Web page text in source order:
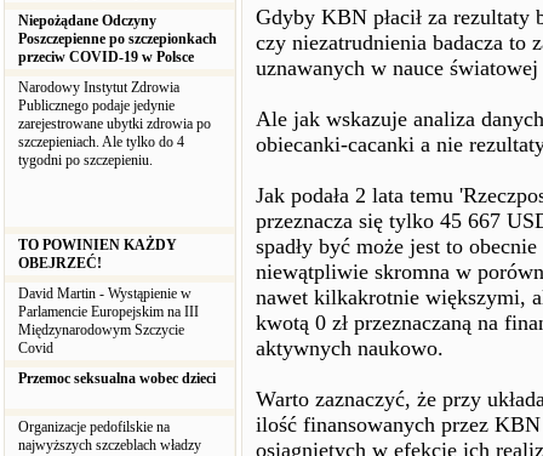
Niepożądane Odczyny
Poszczepienne po szczepionkach
przeciw COVID-19 w Polsce
Narodowy Instytut Zdrowia
Publicznego podaje jedynie
zarejestrowane ubytki zdrowia po
szczepieniach. Ale tylko do 4
tygodni po szczepieniu.
TO POWINIEN KAŻDY
OBEJRZEĆ!
David Martin - Wystąpienie w
Parlamencie Europejskim na III
Międzynarodowym Szczycie
Covid
Przemoc seksualna wobec dzieci
Organizacje pedofilskie na
najwyższych szczeblach władzy
Gdyby KBN płacił za rezultaty
czy niezatrudnienia badacza to
uznawanych w nauce
Ale jak wskazuje analiza
obiecanki-cacanki a nie
Jak podała 2 lata temu
przeznacza się tylko 45 667
spadły być może jest to
niewątpliwie skromna w
nawet kilkakrotnie większymi,
kwotą 0 zł przeznaczaną na
aktywnych naukowo.
Warto zaznaczyć, że przy
ilość finansowanych przez
osiągniętych w efekcie ich